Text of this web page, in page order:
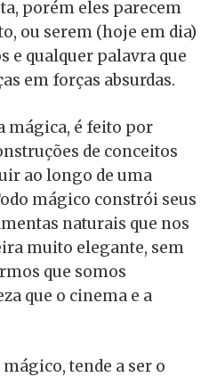
porém eles parecem
ou serem (hoje em dia)
e qualquer palavra que
em forças absurdas.
mágica, é feito por
de conceitos
ao longo de uma
mágico constrói seus
naturais que nos
muito elegante, sem
que somos
que o cinema e a
tende a ser o